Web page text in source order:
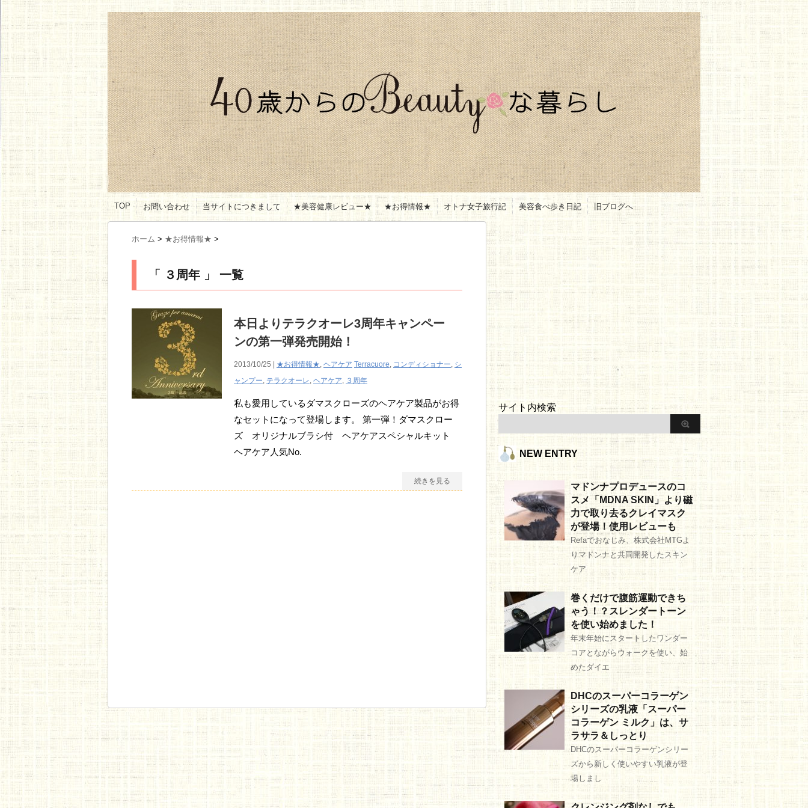
TOP お問い合わせ 当サイトにつきまして ★美容健康レビュー★ ★お得情報★ オトナ女子旅行記 美容食べ歩き日記 旧ブログへ
ホーム > ★お得情報★ >
「 ３周年 」 一覧
本日よりテラクオーレ3周年キャンペー
ンの第一弾発売開始！
2013/10/25 | ★お得情報★, ヘアケア Terracuore, コンディショナー, シ
ャンプー, テラクオーレ, ヘアケア, ３周年
私も愛用しているダマスクローズのヘアケア製品がお得
なセットになって登場します。 第一弾！ダマスクロー
ズ オリジナルブラシ付 ヘアケアスペシャルキット
ヘアケア人気No.
続きを見る
サイト内検索
NEW ENTRY
マドンナプロデュースのコ
スメ「MDNA SKIN」より磁
力で取り去るクレイマスク
が登場！使用レビューも
Refaでおなじみ、株式会社MTGよ
りマドンナと共同開発したスキン
ケア
巻くだけで腹筋運動できち
ゃう！？スレンダートーン
を使い始めました！
年末年始にスタートしたワンダー
コアとながらウォークを使い、始
めたダイエ
DHCのスーパーコラーゲン
シリーズの乳液「スーパー
コラーゲン ミルク」は、サ
ラサラ＆しっとり
DHCのスーパーコラーゲンシリー
ズから新しく使いやすい乳液が登
場しまし